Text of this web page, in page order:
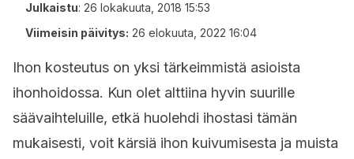
Julkaistu: 26 lokakuuta, 2018 15:53
Viimeisin päivitys: 26 elokuuta, 2022 16:04
Ihon kosteutus on yksi tärkeimmistä asioista
ihonhoidossa. Kun olet alttiina hyvin suurille
säävaihteluille, etkä huolehdi ihostasi tämän
mukaisesti, voit kärsiä ihon kuivumisesta ja muista